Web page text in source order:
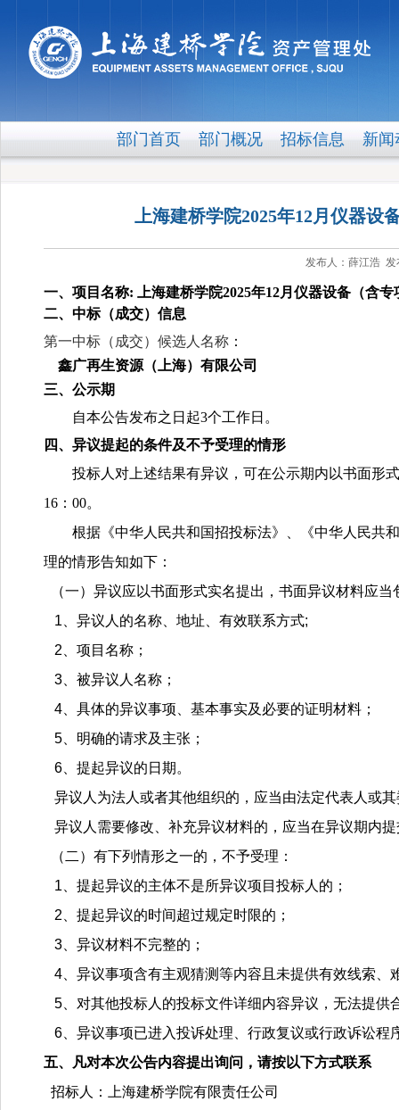
部门首页 部门概况 招标信息 新闻
上海建桥学院2025年12月仪器设
发布人：薛江浩
一、项目名称:
上海建桥学院2025年12月仪器设备（含
二、中标（成交）信息
第一中标（成交）候选人名称 ：
鑫广再生资源（上海）有限公司
三、公示期
自本公告发布之日起3个工作日。
四、异议提起的条件及不予受理的情形
投标人对上述结果有异议，可在公示期内以书面形
16：00。
根据《中华人民共和国招投标法》、《中华人民共
理的情形告知如下：
（一）异议应以书面形式实名提出，书面异议材料应当
1、异议人的名称、地址、有效联系方式;
2、项目名称；
3、被异议人名称；
4、具体的异议事项、基本事实及必要的证明材料；
5、明确的请求及主张；
6、提起异议的日期。
异议人为法人或者其他组织的，应当由法定代表人或
异议人需要修改、补充异议材料的，应当在异议期内
（二）有下列情形之一的，不予受理：
1、提起异议的主体不是所异议项目投标人的；
2、提起异议的时间超过规定时限的；
3、异议材料不完整的；
4、异议事项含有主观猜测等内容且未提供有效线索、
5、对其他投标人的投标文件详细内容异议，无法提供
6、异议事项已进入投诉处理、行政复议或行政诉讼
五、凡对本次公告内容提出询问，请按以下方式联系
招标人：上海建桥学院有限责任公司